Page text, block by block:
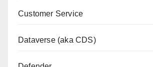
Customer Service
Dataverse (aka CDS)